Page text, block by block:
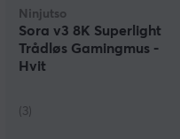
Ninjutso
Sora v3 8K Superlight
Trådløs Gamingmus -
Hvit
(3)